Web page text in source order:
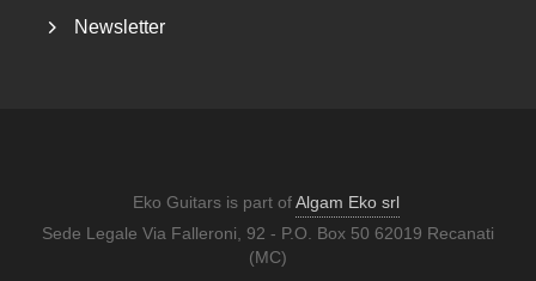
Newsletter
Eko Guitars is part ofAlgam Eko srl
Sede Legale Via Falleroni, 92 - P.O. Box 50 62019 Recanati
(MC)